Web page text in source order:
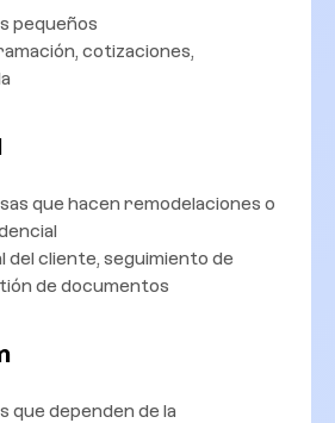
pequeños
cotizaciones,
que hacen remodelaciones o
del cliente, seguimiento de
de documentos
que dependen de la